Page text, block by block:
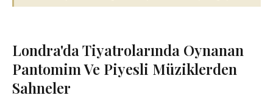
Londra'da Tiyatrolarında Oynanan
Pantomim Ve Piyesli Müziklerden
Sahneler